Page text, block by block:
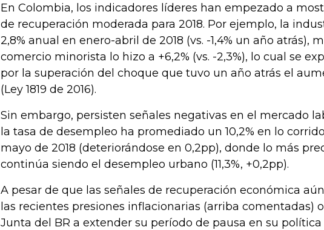
En Colombia, los indicadores líderes han empezado a
de recuperación moderada para 2018. Por ejemplo, la
2,8% anual en enero-abril de 2018 (vs. -1,4% un año atrás),
comercio minorista lo hizo a +6,2% (vs. -2,3%), lo cual se
por la superación del choque que tuvo un año atrás el
(Ley 1819 de 2016).
Sin embargo, persisten señales negativas en el mercado
la tasa de desempleo ha promediado un 10,2% en lo
mayo de 2018 (deteriorándose en 0,2pp), donde lo más
continúa siendo el desempleo urbano (11,3%, +0,2pp).
A pesar de que las señales de recuperación económica
las recientes presiones inflacionarias (arriba comentadas)
Junta del BR a extender su período de pausa en su